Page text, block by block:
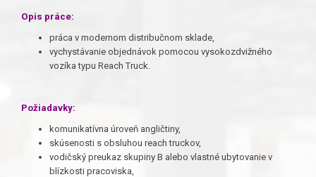
Opis práce:
práca v modernom distribučnom sklade,
vychystávanie objednávok pomocou vysokozdvižného
vozíka typu Reach Truck.
Požiadavky:
komunikatívna úroveň angličtiny,
skúsenosti s obsluhou reach truckov,
vodičský preukaz skupiny B alebo vlastné ubytovanie v
blízkosti pracoviska,